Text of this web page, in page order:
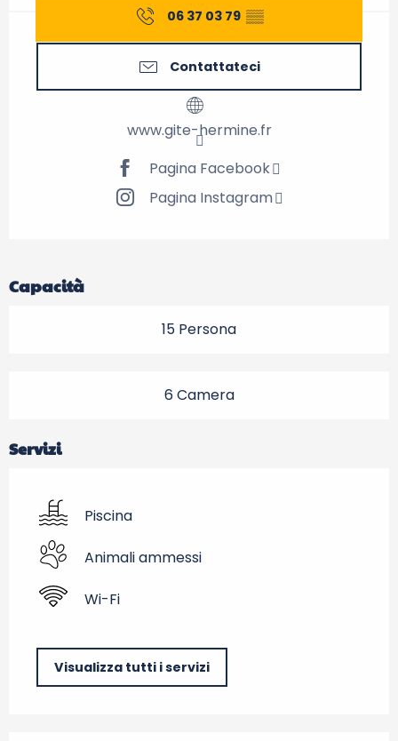
06 37 03 79 ▒▒
Contattateci
www.gite-hermine.fr
Pagina Facebook
Pagina Instagram
Capacità
15 Persona
6 Camera
Servizi
Piscina
Animali ammessi
Wi-Fi
Visualizza tutti i servizi